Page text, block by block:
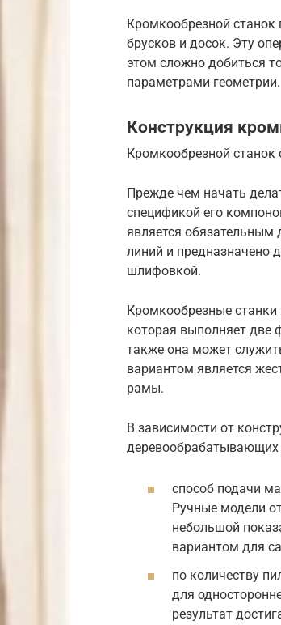
Кромкообрезной
брусков и досок. Эту
этом сложно добиться
параметрами геометрии.
Конструкция
Кромкообрезной
Прежде чем начать
спецификой его
является обязательным
линий и предназначено
шлифовкой.
Кромкообрезные
которая выполняет две
также она может
вариантом является
рамы.
В зависимости от
деревообрабатывающих
способ подачи
Ручные модели
небольшой
вариантом для
по количеству
для
результат